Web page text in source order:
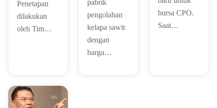
Penetapan
dilakukan
oleh Tim…
pabrik
pengolahan
kelapa sawit
dengan
harga…
bursa CPO.
Saat…